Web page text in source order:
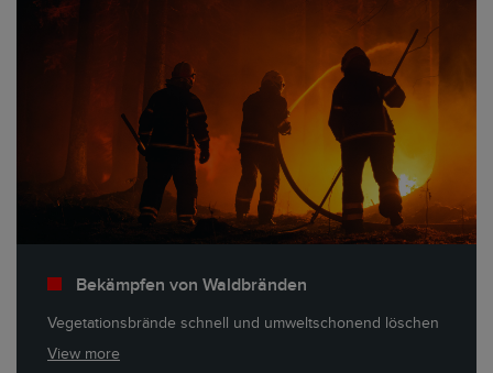
Bekämpfen von Waldbränden
Vegetationsbrände schnell und umweltschonend löschen
View more